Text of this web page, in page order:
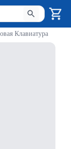
Нажмите Enter
Клавиатура